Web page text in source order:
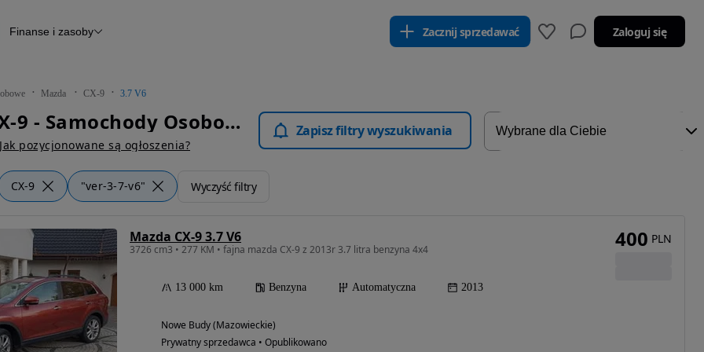
Raport z inspekcji
Otomoto News
Finanse i zasoby Zacznij sprzedawać Zaloguj się
Mazda CX-9 3.7 V6
Mazda CX-9 - Samochody Osobowe
Jak pozycjonowane są ogłoszenia?
Zapisz filtry wyszukiwania
CX-9 "ver-3-7-v6" Wyczyść filtry
Mazda CX-9 3.7 V6
3726 cm3 • 277 KM • fajna mazda CX-9 z 2013r 3.7 litra benzyna 4x4
13 000 km Benzyna Automatyczna 2013
Nowe Budy (Mazowieckie)
Prywatny sprzedawca • Opublikowano
400 PLN